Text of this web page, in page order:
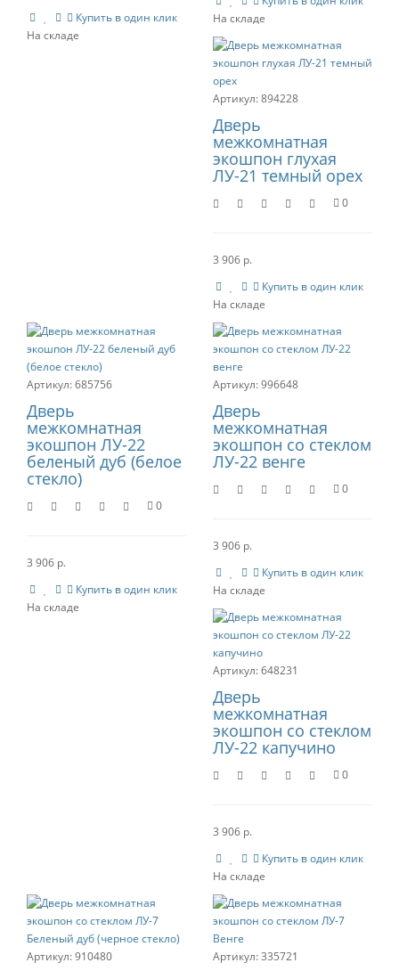
Купить в один клик
894228
Дверь
межкомнатная
экошпон глухая
ЛУ-21 темный орех
0
3 906 р.
Купить в один клик
685756
Дверь
межкомнатная
экошпон ЛУ-22
беленый дуб (белое
стекло)
0
3 906 р.
Купить в один клик
996648
Дверь
межкомнатная
экошпон со стеклом
ЛУ-22 венге
0
3 906 р.
Купить в один клик
648231
Дверь
межкомнатная
экошпон со стеклом
ЛУ-22 капучино
0
3 906 р.
Купить в один клик
910480 335721